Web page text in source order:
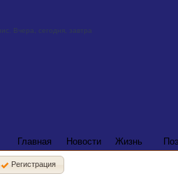
Главная Новости Жизнь
Регистрация